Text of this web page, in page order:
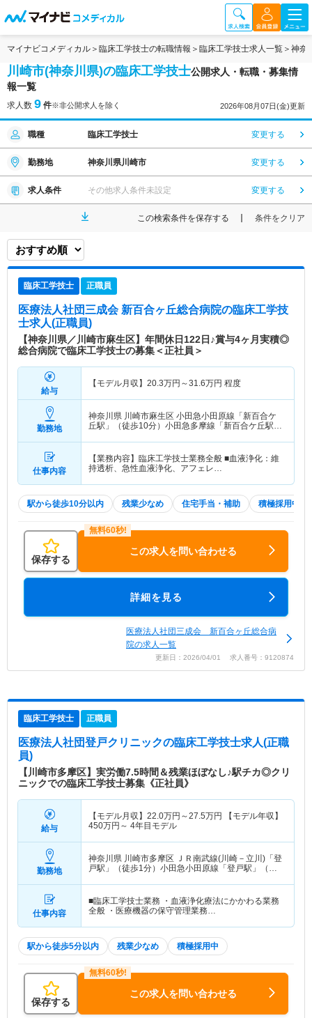
マイナビコメディカル 臨床工学技士の転職情報 臨床工学技士求人一覧 神奈
川崎市(神奈川県)の臨床工学技士公開求人・転職・募集情
報一覧
求人数 9 件※非公開求人を除く 2026年08月07日(金)更新
職種 臨床工学技士 変更する
勤務地 神奈川県川崎市 変更する
求人条件 その他求人条件未設定 変更する
この検索条件を保存する 条件をクリア
臨床工学技士 正職員
医療法人社団三成会 新百合ヶ丘総合病院の臨床工学技
士求人(正職員)
【神奈川県／川崎市麻生区】年間休日122日♪賞与4ヶ月実積◎
総合病院で臨床工学技士の募集＜正社員＞
給与
【モデル月収】 20.3万円～31.6万円 程度
勤務地
神奈川県 川崎市麻生区 小田急小田原線「新百合ケ
丘駅」（徒歩10分）小田急多摩線「新百合ケ丘駅」
仕事内容
【業務内容】臨床工学技士業務全般 ■血液浄化：維
持透析、急性血液浄化、アフェレ…
駅から徒歩10分以内 残業少なめ 住宅手当・補助 積極採用中
保存する
この求人を問い合わせる
詳細を見る
医療法人社団三成会 新百合ヶ丘総合病
院の求人一覧
更新日：2026/04/01 求人番号：9120874
臨床工学技士 正職員
医療法人社団登戸クリニックの臨床工学技士求人(正職
員)
【川崎市多摩区】実労働7.5時間＆残業ほぼなし♪駅チカ◎クリ
ニックでの臨床工学技士募集《正社員》
給与
【モデル月収】 22.0万円～27.5万円
【モデル年収】
450万円～ 4年目モデル
勤務地
神奈川県 川崎市多摩区 ＪＲ南武線(川崎－立川)「登
戸駅」（徒歩1分）小田急小田原線「登戸駅」（徒
仕事内容
■臨床工学技士業務 ・血液浄化療法にかかわる業務
全般 ・医療機器の保守管理業務…
駅から徒歩5分以内 残業少なめ 積極採用中
保存する
この求人を問い合わせる